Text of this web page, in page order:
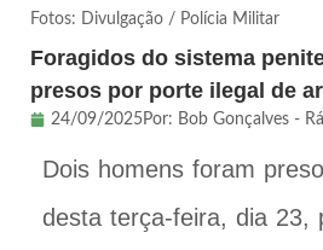
Fotos: Divulgação / Polícia Militar
Foragidos do sistema
presos por porte ilegal de
24/09/2025Por: Bob Gonçalves -
Dois homens foram
desta terça-feira, dia 23,